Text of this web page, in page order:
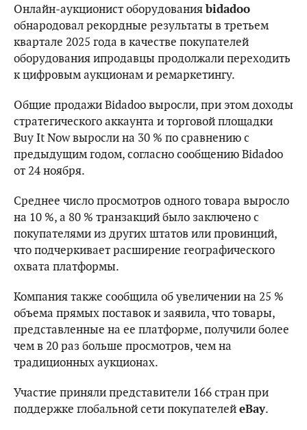
Онлайн-аукционист оборудованияbidadoo
обнародовал рекордные результаты в третьем
квартале 2025 года в качестве покупателей
оборудования ипродавцы продолжали переходить
к цифровым аукционам и ремаркетингу.
Общие продажи Bidadoo выросли, при этом доходы
стратегического аккаунта и торговой площадки
Buy It Now выросли на 30 % по сравнению с
предыдущим годом, согласно сообщению Bidadoo
от 24 ноября.
Среднее число просмотров одного товара выросло
на 10 %, а 80 % транзакций было заключено с
покупателями из других штатов или провинций,
что подчеркивает расширение географического
охвата платформы.
Компания также сообщила об увеличении на 25 %
объема прямых поставок и заявила, что товары,
представленные на ее платформе, получили более
чем в 20 раз больше просмотров, чем на
традиционных аукционах.
Участие приняли представители 166 стран при
поддержке глобальной сети покупателейeBay.